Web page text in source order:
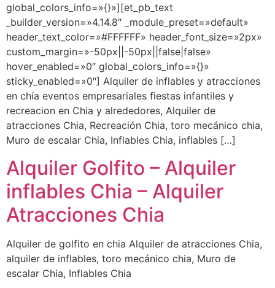
global_colors_info=»{}»][et_pb_text
_builder_version=»4.14.8″ _module_preset=»default»
header_text_color=»#FFFFFF» header_font_size=»2px»
custom_margin=»-50px||-50px||false|false»
hover_enabled=»0″ global_colors_info=»{}»
sticky_enabled=»0″] Alquiler de inflables y atracciones
en chía eventos empresariales fiestas infantiles y
recreacion en Chia y alrededores, Alquiler de
atracciones Chia, Recreación Chia, toro mecánico chia,
Muro de escalar Chia, Inflables Chia, inflables […]
Alquiler Golfito – Alquiler
inflables Chia – Alquiler
Atracciones Chia
Alquiler de golfito en chia Alquiler de atracciones Chia,
alquiler de inflables, toro mecánico chia, Muro de
escalar Chia, Inflables Chia